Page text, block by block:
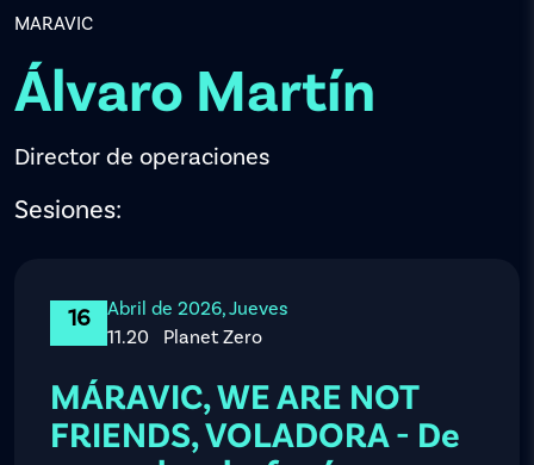
MARAVIC
Álvaro Martín
Director de operaciones
Sesiones:
16
Abril de 2026, Jueves
11.20
Planet Zero
MÁRAVIC, WE ARE NOT
FRIENDS, VOLADORA - De